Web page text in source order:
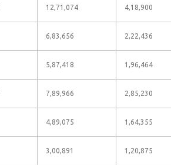
12,71,074 4,18,900
6,83,656 2,22,436
5,87,418 1,96,464
7,89,966 2,85,230
4,89,075 1,64,355
3,00,891 1,20,875